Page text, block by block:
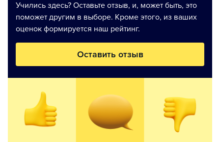
Учились здесь? Оставьте отзыв, и, может быть, это
поможет другим в выборе. Кроме этого, из ваших
оценок формируется наш рейтинг.
Оставить отзыв